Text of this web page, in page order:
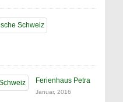
Ferienhaus Petra
Januar, 2016